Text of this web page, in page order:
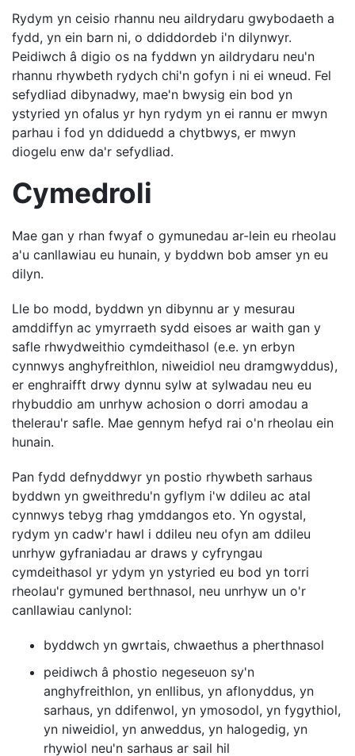
Rydym yn ceisio rhannu neu aildrydaru gwybodaeth a
fydd, yn ein barn ni, o ddiddordeb i'n dilynwyr.
Peidiwch â digio os na fyddwn yn aildrydaru neu'n
rhannu rhywbeth rydych chi'n gofyn i ni ei wneud. Fel
sefydliad dibynadwy, mae'n bwysig ein bod yn
ystyried yn ofalus yr hyn rydym yn ei rannu er mwyn
parhau i fod yn ddiduedd a chytbwys, er mwyn
diogelu enw da'r sefydliad.
Cymedroli
Mae gan y rhan fwyaf o gymunedau ar-lein eu rheolau
a'u canllawiau eu hunain, y byddwn bob amser yn eu
dilyn.
Lle bo modd, byddwn yn dibynnu ar y mesurau
amddiffyn ac ymyrraeth sydd eisoes ar waith gan y
safle rhwydweithio cymdeithasol (e.e. yn erbyn
cynnwys anghyfreithlon, niweidiol neu dramgwyddus),
er enghraifft drwy dynnu sylw at sylwadau neu eu
rhybuddio am unrhyw achosion o dorri amodau a
thelerau'r safle. Mae gennym hefyd rai o'n rheolau ein
hunain.
Pan fydd defnyddwyr yn postio rhywbeth sarhaus
byddwn yn gweithredu'n gyflym i'w ddileu ac atal
cynnwys tebyg rhag ymddangos eto. Yn ogystal,
rydym yn cadw'r hawl i ddileu neu ofyn am ddileu
unrhyw gyfraniadau ar draws y cyfryngau
cymdeithasol yr ydym yn ystyried eu bod yn torri
rheolau'r gymuned berthnasol, neu unrhyw un o'r
canllawiau canlynol:
byddwch yn gwrtais, chwaethus a pherthnasol
peidiwch â phostio negeseuon sy'n
anghyfreithlon, yn enllibus, yn aflonyddus, yn
sarhaus, yn ddifenwol, yn ymosodol, yn fygythiol,
yn niweidiol, yn anweddus, yn halogedig, yn
rhywiol neu'n sarhaus ar sail hil